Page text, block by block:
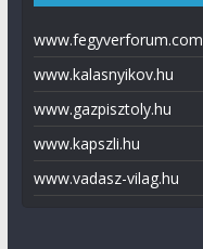
www.fegyverforum.com
www.kalasnyikov.hu
www.gazpisztoly.hu
www.kapszli.hu
www.vadasz-vilag.hu